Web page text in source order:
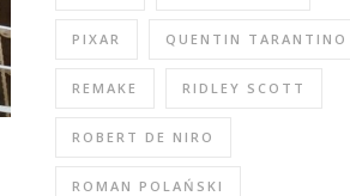
PIXAR QUENTIN TARANTINO
REMAKE RIDLEY SCOTT
ROBERT DE NIRO
ROMAN POLAŃSKI